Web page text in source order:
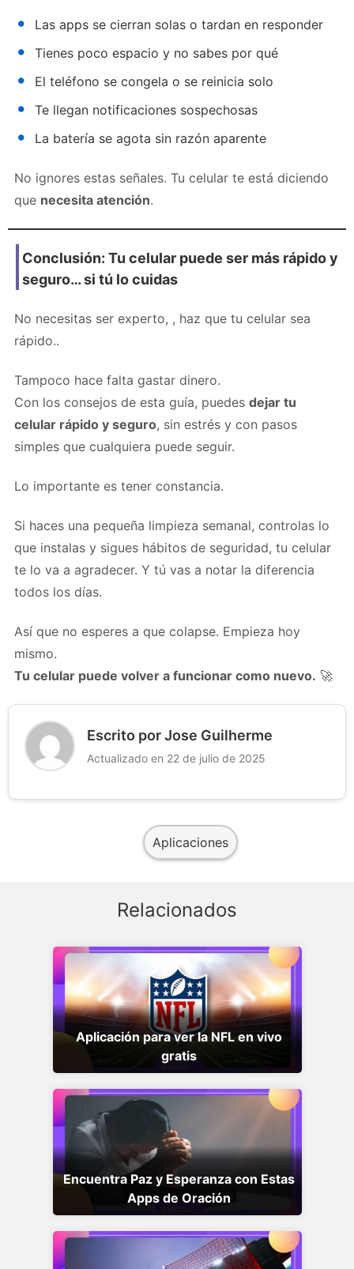
Las apps se cierran solas o tardan en responder
Tienes poco espacio y no sabes por qué
El teléfono se congela o se reinicia solo
Te llegan notificaciones sospechosas
La batería se agota sin razón aparente
No ignores estas señales. Tu celular te está diciendo
que necesita atención.
Conclusión: Tu celular puede ser más rápido y
seguro… si tú lo cuidas
No necesitas ser experto, , haz que tu celular sea
rápido..
Tampoco hace falta gastar dinero.
Con los consejos de esta guía, puedes dejar tu
celular rápido y seguro, sin estrés y con pasos
simples que cualquiera puede seguir.
Lo importante es tener constancia.
Si haces una pequeña limpieza semanal, controlas lo
que instalas y sigues hábitos de seguridad, tu celular
te lo va a agradecer. Y tú vas a notar la diferencia
todos los días.
Así que no esperes a que colapse. Empieza hoy
mismo.
Tu celular puede volver a funcionar como nuevo. 🚀
Escrito por Jose Guilherme
Actualizado en 22 de julio de 2025
Aplicaciones
Relacionados
Aplicación para ver la NFL en vivo
gratis
Encuentra Paz y Esperanza con Estas
Apps de Oración